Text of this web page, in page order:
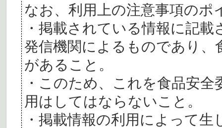
なお、利用上の注意事項の
・掲載されている情報に記
発信機関によるものであり、
があること。
・このため、これを食品安
用はしてはならないこと。
・掲載情報の利用によって